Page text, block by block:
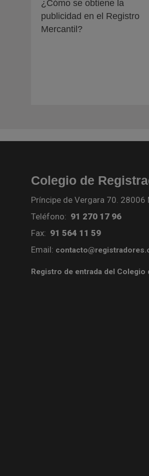
¿Cómo se obtiene la
publicidad en el Registro
Mercantil?
Colegio de
Príncipe de Vergara 70. 28006
Teléfono: 91 270 17 96
Fax: 91 564 11 59
Email:
Registro de entrada del